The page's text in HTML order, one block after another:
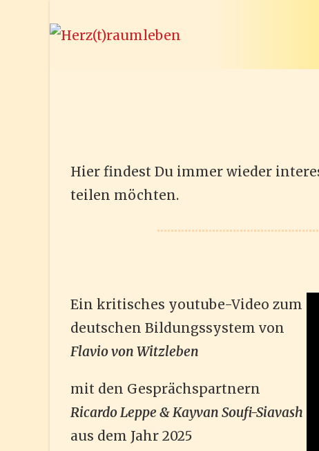
Hier findest Du immer wieder
teilen möchten.
Ein kritisches youtube-Video zum
deutschen Bildungssystem von
Flavio von Witzleben
mit den Gesprächspartnern
Ricardo Leppe & Kayvan Soufi-Siavash
aus dem Jahr 2025